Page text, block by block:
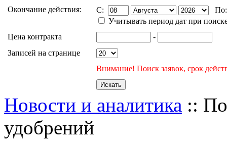
Окончание действия:
C:
Учитывать период дат при
Цена контракта
-
Записей на странице
Внимание! Поиск заявок, срок
Новости и аналитика ::
удобрений